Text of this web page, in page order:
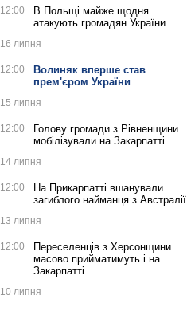
12:00
В Польщі майже щодня
атакують громадян України
16 липня
12:00
Волиняк вперше став
прем'єром України
15 липня
12:00
Голову громади з Рівненщини
мобілізували на Закарпатті
14 липня
12:00
На Прикарпатті вшанували
загиблого найманця з Австралії
13 липня
12:00
Переселенців з Херсонщини
масово прийматимуть і на
Закарпатті
10 липня